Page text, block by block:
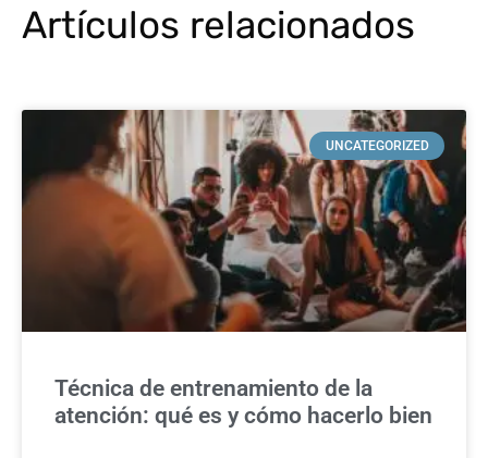
Artículos relacionados
UNCATEGORIZED
Técnica de entrenamiento de la
atención: qué es y cómo hacerlo bien